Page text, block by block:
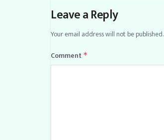
Leave a Reply
Your email address will not be published.
Comment *